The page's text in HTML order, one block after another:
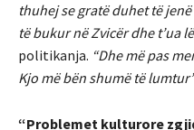
thuhej se gratë duhet të
të bukur në Zvicër dhe t’ua
politikanja. “Dhe më pas
Kjo më bën shumë të
“Problemet kulturore